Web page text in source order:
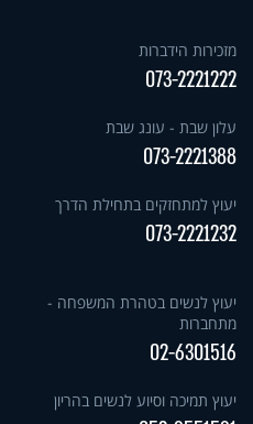
מזכירות הידברות
073-2221222
עלון שבת - עונג שבת
073-2221388
יעוץ למתחזקים בתחילת הדרך
073-2221232
יעוץ לנשים בטהרת המשפחה -
מתחברות
02-6301516
יעוץ תמיכה וסיוע לנשים בהריון